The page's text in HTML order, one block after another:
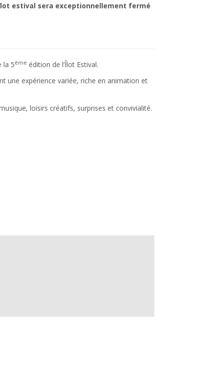
estival sera exceptionnellement fermé
la 5ème édition de l’Îlot Estival.
une expérience variée, riche en animation et
loisirs créatifs, surprises et convivialité.